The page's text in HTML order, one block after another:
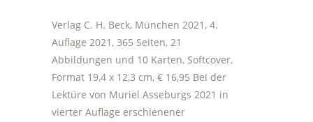
Verlag C. H. Beck, München 2021, 4.
Auflage 2021, 365 Seiten, 21
Abbildungen und 10 Karten, Softcover,
Format 19,4 x 12,3 cm, € 16,95 Bei der
Lektüre von Muriel Asseburgs 2021 in
vierter Auflage erschienener